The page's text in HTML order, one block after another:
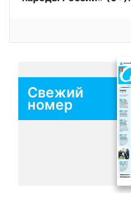
Свежий
номер